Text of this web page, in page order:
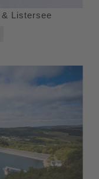
Listersee